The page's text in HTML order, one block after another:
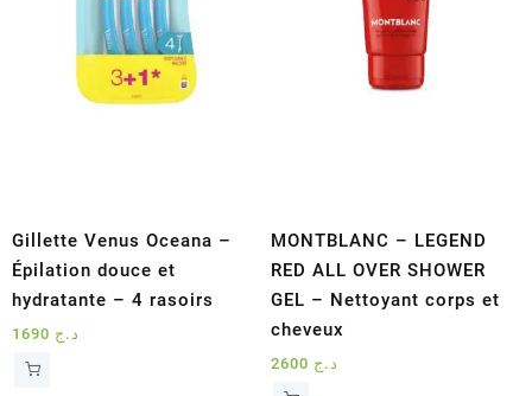
Gillette Venus Oceana –
Épilation douce et
hydratante – 4 rasoirs
د.ج
MONTBLANC – LEGEND
RED ALL OVER SHOWER
GEL – Nettoyant corps et
cheveux
د.ج